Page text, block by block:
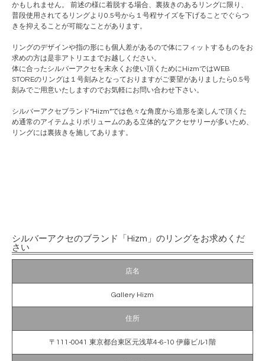
かもしれません。 前述の様に着脱する場合、裏抜きのあるリングに限り、
普段使用されてるリングより0.5号から１号程サイズを下げることでぐらつ
きを抑えることが可能なことがあります。
リングのデザインや指の形にも個人差があるので体にフィットするものをお
求めの方は是非アトリエまでお越しください。
体に合ったシルバーアクセを末永くお使い頂くためにHizmではWEB
STOREのリングは１号刻みとなっておりますがご要望がありましたら0.5号
刻みでご用意いたしますのでお気軽にお問い合わせ下さい。
シルバーアクセブランド“Hizm”では色々な角度から造形を楽しんで頂くた
め通常のアイテムよりボリュームのある立体的なアクセサリーが多いため、
リングには裏抜きを施してあります。
シルバーアクセのブランド「Hizm」のリングをお求めくだ
さい
店名
Gallery Hizm
住所
〒111-0041 東京都台東区元浅草4-6-10 伊藤ビル1階